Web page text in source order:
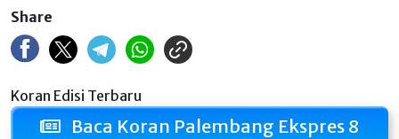
Share
Koran Edisi Terbaru
Baca Koran Palembang Ekspres 8